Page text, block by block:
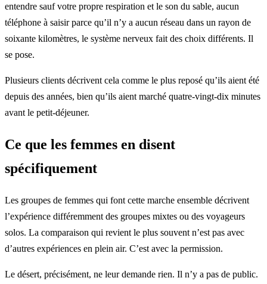
entendre sauf votre propre respiration et le son du sable, aucun
téléphone à saisir parce qu’il n’y a aucun réseau dans un rayon de
soixante kilomètres, le système nerveux fait des choix différents. Il
se pose.
Plusieurs clients décrivent cela comme le plus reposé qu’ils aient été
depuis des années, bien qu’ils aient marché quatre-vingt-dix minutes
avant le petit-déjeuner.
Ce que les femmes en disent
spécifiquement
Les groupes de femmes qui font cette marche ensemble décrivent
l’expérience différemment des groupes mixtes ou des voyageurs
solos. La comparaison qui revient le plus souvent n’est pas avec
d’autres expériences en plein air. C’est avec la permission.
Le désert, précisément, ne leur demande rien. Il n’y a pas de public.